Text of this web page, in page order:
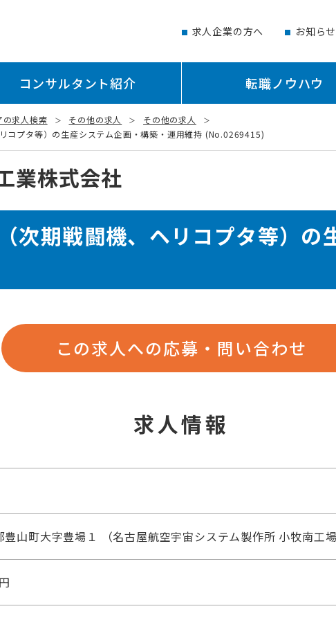
求人企業の方へ お知らせ
コンサルタント紹介 転職ノウハウ
の求人検索 その他の求人
その他の求人
コプタ等）の生産システム企画・構築・運用維持 (No.0269415)
業株式会社
次期戦闘機、ヘリコプタ等）
この求人への応募・問い合わせ
求人情報
豊山町大字豊場１ （名古屋航空宇宙システム製作所 小牧南工